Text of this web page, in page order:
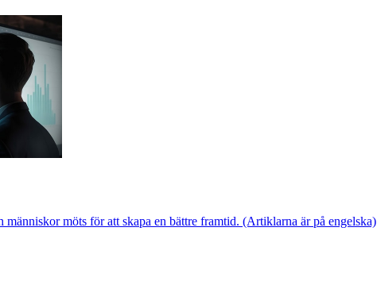
möts för att skapa en bättre framtid. (Artiklarna är på engelska)